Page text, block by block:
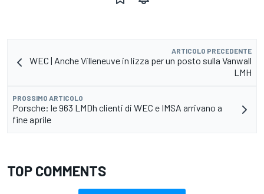
ARTICOLO PRECEDENTE
WEC | Anche Villeneuve in lizza per un posto sulla Vanwall
LMH
PROSSIMO ARTICOLO
Porsche: le 963 LMDh clienti di WEC e IMSA arrivano a
fine aprile
TOP COMMENTS